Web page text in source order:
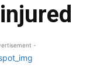
-